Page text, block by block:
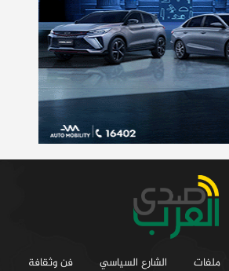
ملفات الشارع السياسي فن وثقافة